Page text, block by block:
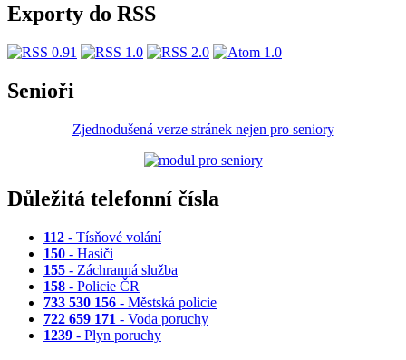
Exporty do RSS
Senioři
Zjednodušená verze stránek nejen pro seniory
Důležitá telefonní čísla
112 - Tísňové volání
150 - Hasiči
155 - Záchranná služba
158 - Policie ČR
733 530 156 - Městská policie
722 659 171 - Voda poruchy
1239 - Plyn poruchy